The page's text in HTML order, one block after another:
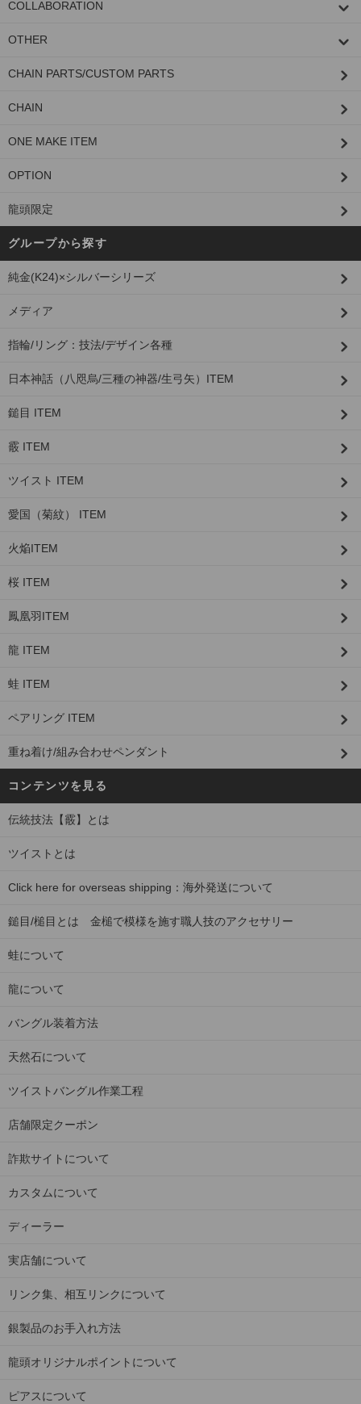
COLLABORATION
OTHER
CHAIN PARTS/CUSTOM PARTS
CHAIN
ONE MAKE ITEM
OPTION
龍頭限定
グループから探す
純金(K24)×シルバーシリーズ
メディア
指輪/リング：技法/デザイン各種
日本神話（八咫烏/三種の神器/生弓矢）ITEM
鎚目 ITEM
霰 ITEM
ツイスト ITEM
愛国（菊紋） ITEM
火焔ITEM
桜 ITEM
鳳凰羽ITEM
龍 ITEM
蛙 ITEM
ペアリング ITEM
重ね着け/組み合わせペンダント
コンテンツを見る
伝統技法【霰】とは
ツイストとは
Click here for overseas shipping：海外発送について
鎚目/槌目とは 金槌で模様を施す職人技のアクセサリー
蛙について
龍について
バングル装着方法
天然石について
ツイストバングル作業工程
店舗限定クーポン
詐欺サイトについて
カスタムについて
ディーラー
実店舗について
リンク集、相互リンクについて
銀製品のお手入れ方法
龍頭オリジナルポイントについて
ピアスについて